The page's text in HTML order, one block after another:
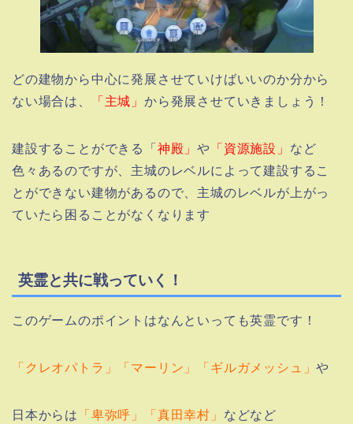
どの建物から中心に発展させていけばいいのか分から
ない場合は、
「主城」から発展させていきましょう！
建設することができる「 神殿」や 「資源施設」 など
色々あるのですが、主城のレベルによって建設するこ
とができない建物があるので、主城のレベルが上がっ
ていたら困ることがなくなります
英霊と共に戦っていく！
このゲームのポイントはなんといっても英霊です！
「クレオパトラ」「マーリン」「ギルガメッシュ」や
日本からは 「卑弥呼」「真田幸村」 などなど